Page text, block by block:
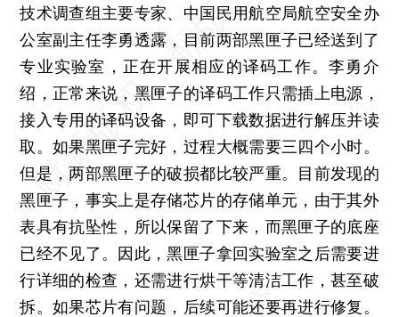
技术调查组主要专家、中国民用航空局航空安全办
公室副主任李勇透露，目前两部黑匣子已经送到了
专业实验室，正在开展相应的译码工作。李勇介
绍，正常来说，黑匣子的译码工作只需插上电源，
接入专用的译码设备，即可下载数据进行解压并读
取。如果黑匣子完好，过程大概需要三四个小时。
但是，两部黑匣子的破损都比较严重。目前发现的
黑匣子，事实上是存储芯片的存储单元，由于其外
表具有抗坠性，所以保留了下来，而黑匣子的底座
已经不见了。因此，黑匣子拿回实验室之后需要进
行详细的检查，还需进行烘干等清洁工作，甚至破
拆。如果芯片有问题，后续可能还要再进行修复。